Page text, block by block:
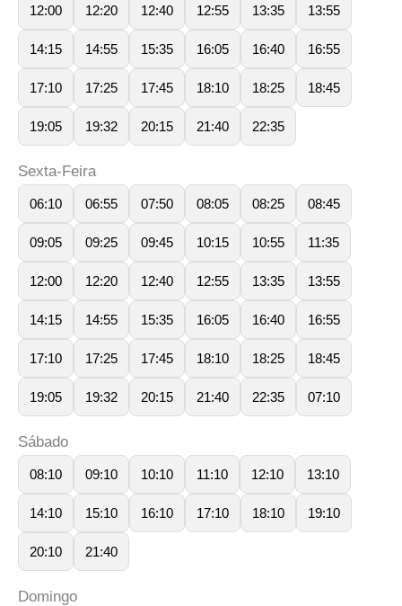
12:00 12:20 12:40 12:55 13:35 13:55
14:15 14:55 15:35 16:05 16:40 16:55
17:10 17:25 17:45 18:10 18:25 18:45
19:05 19:32 20:15 21:40 22:35
Sexta-Feira
06:10 06:55 07:50 08:05 08:25 08:45
09:05 09:25 09:45 10:15 10:55 11:35
12:00 12:20 12:40 12:55 13:35 13:55
14:15 14:55 15:35 16:05 16:40 16:55
17:10 17:25 17:45 18:10 18:25 18:45
19:05 19:32 20:15 21:40 22:35 07:10
Sábado
08:10 09:10 10:10 11:10 12:10 13:10
14:10 15:10 16:10 17:10 18:10 19:10
20:10 21:40
Domingo